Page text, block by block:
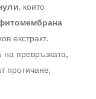
, които
екстракт.
превръзката,
протичане,